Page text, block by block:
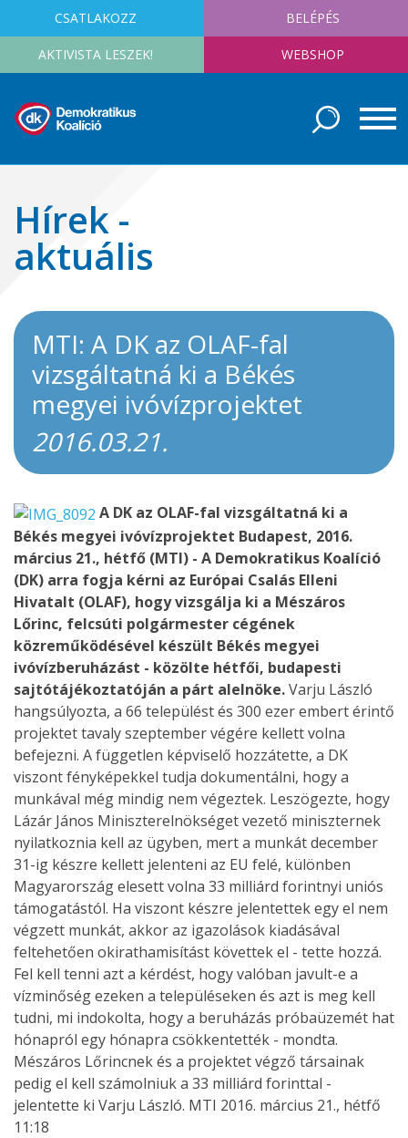
CSATLAKOZZ BELÉPÉS
AKTIVISTA LESZEK! WEBSHOP
Hírek -
aktuális
MTI: A DK az OLAF-fal
vizsgáltatná ki a Békés
megyei ivóvízprojektet
2016.03.21.
A DK az OLAF-fal vizsgáltatná ki a
Békés megyei ivóvízprojektet Budapest, 2016.
március 21., hétfő (MTI) - A Demokratikus Koalíció
(DK) arra fogja kérni az Európai Csalás Elleni
Hivatalt (OLAF), hogy vizsgálja ki a Mészáros
Lőrinc, felcsúti polgármester cégének
közreműködésével készült Békés megyei
ivóvízberuházást - közölte hétfői, budapesti
sajtótájékoztatóján a párt alelnöke.Varju László
hangsúlyozta, a 66 települést és 300 ezer embert érintő
projektet tavaly szeptember végére kellett volna
befejezni. A független képviselő hozzátette, a DK
viszont fényképekkel tudja dokumentálni, hogy a
munkával még mindig nem végeztek. Leszögezte, hogy
Lázár János Miniszterelnökséget vezető miniszternek
nyilatkoznia kell az ügyben, mert a munkát december
31-ig készre kellett jelenteni az EU felé, különben
Magyarország elesett volna 33 milliárd forintnyi uniós
támogatástól. Ha viszont készre jelentettek egy el nem
végzett munkát, akkor az igazolások kiadásával
feltehetően okirathamisítást követtek el - tette hozzá.
Fel kell tenni azt a kérdést, hogy valóban javult-e a
vízminőség ezeken a településeken és azt is meg kell
tudni, mi indokolta, hogy a beruházás próbaüzemét hat
hónapról egy hónapra csökkentették - mondta.
Mészáros Lőrincnek és a projektet végző társainak
pedig el kell számolniuk a 33 milliárd forinttal -
jelentette ki Varju László. MTI 2016. március 21., hétfő
11:18